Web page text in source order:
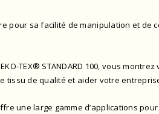
pour sa facilité de manipulation et de
TEX® STANDARD 100, vous montrez
tissu de qualité et aider votre
une large gamme d’applications